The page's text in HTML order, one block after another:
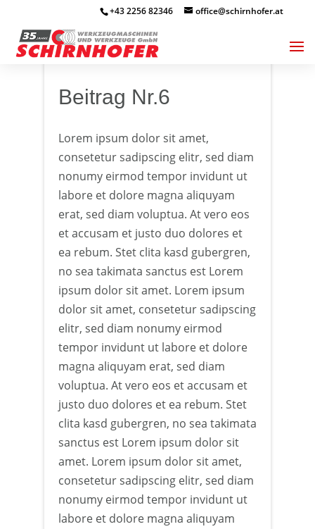
+43 2256 82346 office@schirnhofer.at
5. Mai 2021
Beitrag Nr.6
Lorem ipsum dolor sit amet,
consetetur sadipscing elitr, sed diam
nonumy eirmod tempor invidunt ut
labore et dolore magna aliquyam
erat, sed diam voluptua. At vero eos
et accusam et justo duo dolores et
ea rebum. Stet clita kasd gubergren,
no sea takimata sanctus est Lorem
ipsum dolor sit amet. Lorem ipsum
dolor sit amet, consetetur sadipscing
elitr, sed diam nonumy eirmod
tempor invidunt ut labore et dolore
magna aliquyam erat, sed diam
voluptua. At vero eos et accusam et
justo duo dolores et ea rebum. Stet
clita kasd gubergren, no sea takimata
sanctus est Lorem ipsum dolor sit
amet. Lorem ipsum dolor sit amet,
consetetur sadipscing elitr, sed diam
nonumy eirmod tempor invidunt ut
labore et dolore magna aliquyam